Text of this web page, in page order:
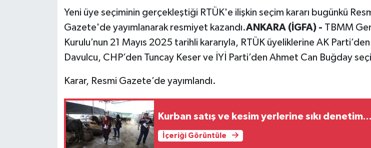
Yeni üye seçiminin gerçekleştiği RTÜK'e ilişkin seçim kararı bugünkü
Gazete'de yayımlanarak resmiyet kazandı.ANKARA (İGFA) - TBMM
Kurulu’nun 21 Mayıs 2025 tarihli kararıyla, RTÜK üyeliklerine AK
Davulcu, CHP’den Tuncay Keser ve İYİ Parti’den Ahmet Can Buğday
Karar, Resmi Gazete’de yayımlandı.
Kurban satış ve kesim yerlerine sıkı denetim...
İçeriği Görüntüle